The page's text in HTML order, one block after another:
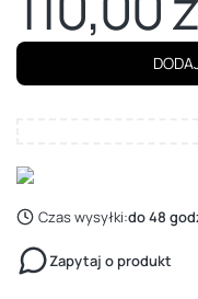
Cena
Czas wysyłki:do 48
Zapytaj o produkt